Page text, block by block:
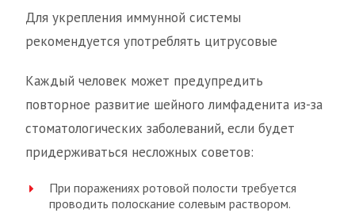
Для укрепления иммунной системы
рекомендуется употреблять цитрусовые
Каждый человек может предупредить
повторное развитие шейного лимфаденита из-за
стоматологических заболеваний, если будет
придерживаться несложных советов:
При поражениях ротовой полости требуется
проводить полоскание солевым раствором.